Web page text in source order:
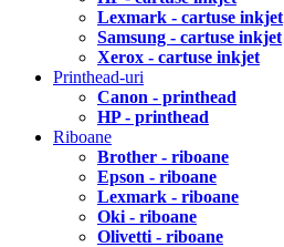
Lexmark - cartuse inkjet
Samsung - cartuse inkjet
Xerox - cartuse inkjet
Printhead-uri
Canon - printhead
HP - printhead
Riboane
Brother - riboane
Epson - riboane
Lexmark - riboane
Oki - riboane
Olivetti - riboane